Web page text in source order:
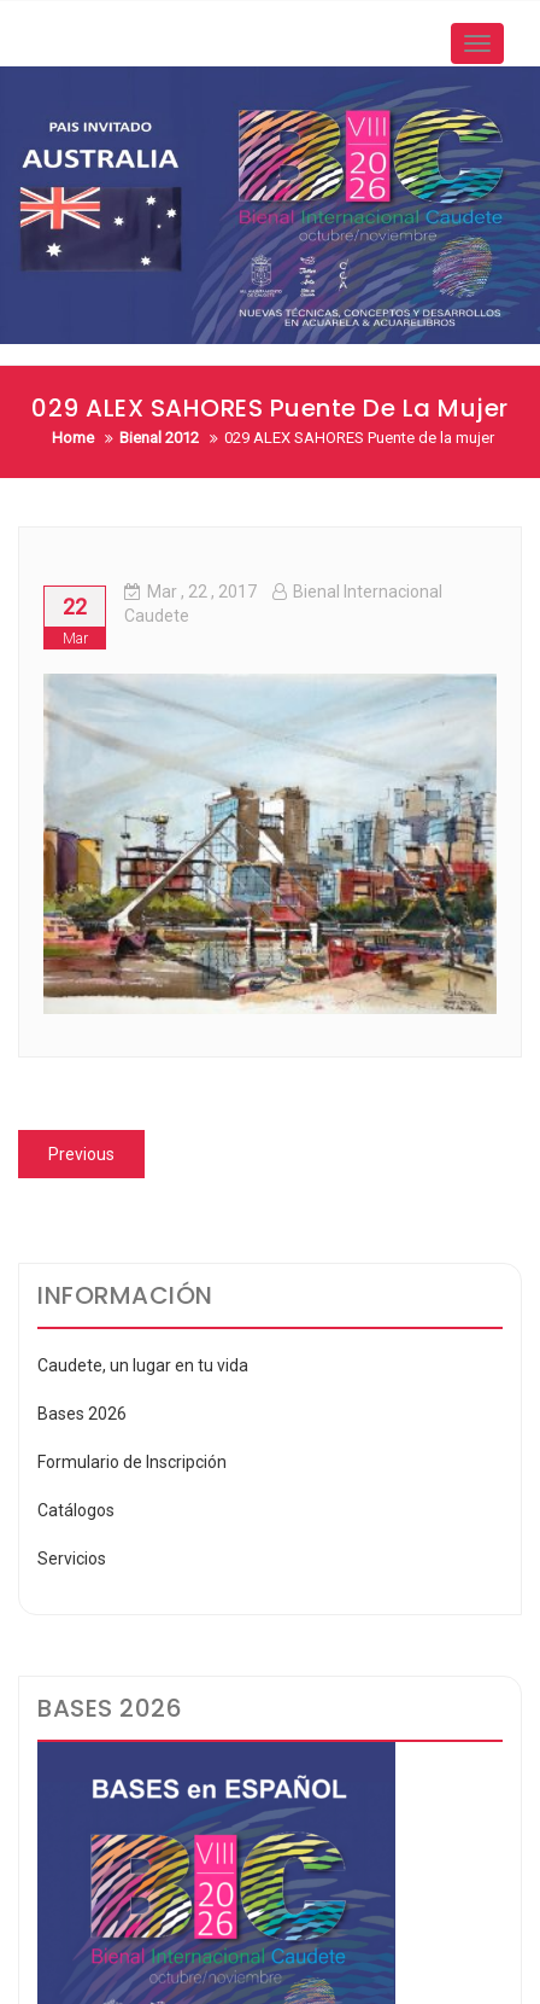
Toggle
029 ALEX SAHORES Puente De La Mujer
Home Bienal 2012 029 ALEX SAHORES Puente de la mujer
22
Mar
Mar , 22 , 2017
Bienal Internacional
Caudete
Navegación
de
Previous
post:
INFORMACIÓN
Caudete, un lugar en tu vida
Bases 2026
Formulario de Inscripción
Catálogos
Servicios
BASES 2026